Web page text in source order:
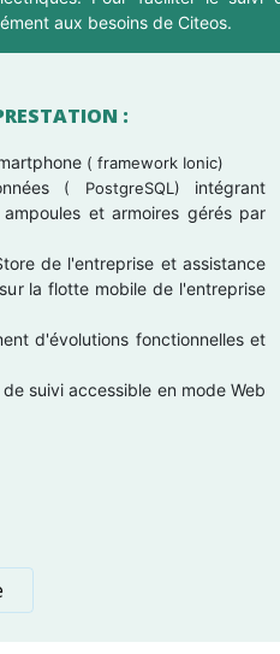
aux besoins de Citeos.
:
( framework Ionic)
( PostgreSQL) intégrant
et armoires gérés par
de l'entreprise et assistance
la flotte mobile de l'entreprise
d'évolutions fonctionnelles et
suivi accessible en mode Web